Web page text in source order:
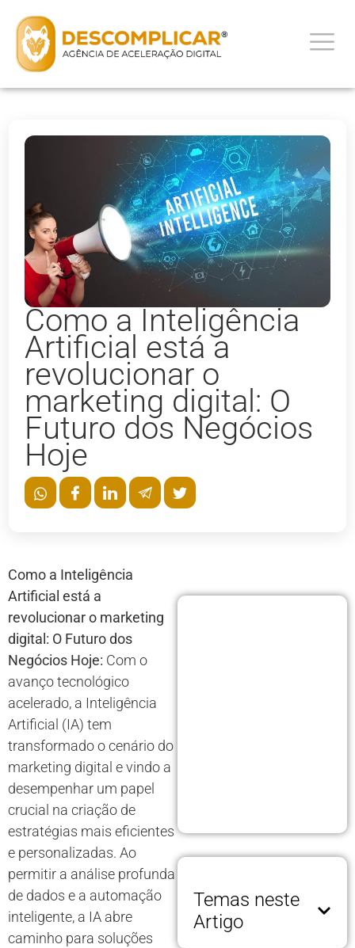
Como a Inteligência
Artificial está a
revolucionar o
marketing digital: O
Futuro dos Negócios
Hoje
Como a Inteligência
Artificial está a
revolucionar o marketing
digital: O Futuro dos
Negócios Hoje: Com o
avanço tecnológico
acelerado, a Inteligência
Artificial (IA) tem
transformado o cenário do
marketing digital e vindo a
desempenhar um papel
crucial na criação de
estratégias mais eficientes
e personalizadas. Ao
permitir a análise profunda
de dados e a automação
inteligente, a IA abre
caminho para soluções
Temas neste
Artigo